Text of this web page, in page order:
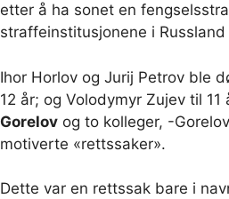
etter å ha sonet en
straffeinstitusjonene i Russland
Ihor Horlov og Jurij Petrov ble
12 år; og Volodymyr Zujev til
Gorelov og to kolleger, -
motiverte «rettssaker».
Dette var en rettssak bare i